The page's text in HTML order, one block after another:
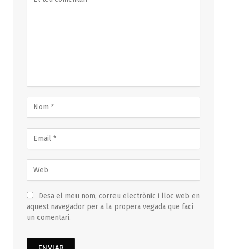
Desa el meu nom, correu electrònic i lloc web en
aquest navegador per a la propera vegada que faci
un comentari.